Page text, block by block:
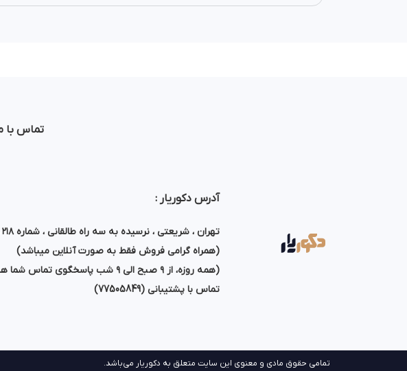
تماس با
آدرس دکوریار :
تهران ، شریعتی ، نرسیده به سه راه طالقانی ، شماره ۲۱۸ ، واحد ۳۲
(همراه گرامی فروش فقط به صورت آنلاین میباشد)
(همه روزه، از ۹ صبح الی ۹ شب پاسخگوی تماس شما هستیم)
تماس با پشتیبانی (77505849)
تمامی حقوق مادی و معنوی این سایت متعلق به دکوریار می‌باشد.